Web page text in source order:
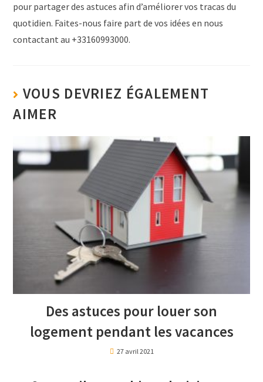
pour partager des astuces afin d’améliorer vos tracas du
quotidien. Faites-nous faire part de vos idées en nous
contactant au +33160993000.
VOUS DEVRIEZ ÉGALEMENT
AIMER
Des astuces pour louer son
logement pendant les vacances
27 avril 2021